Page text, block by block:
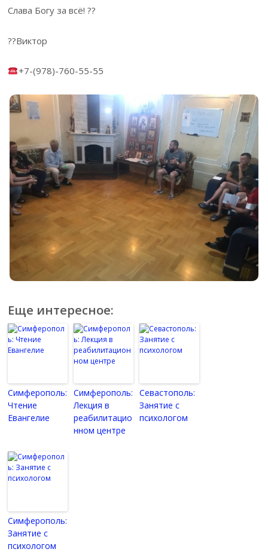
Слава Богу за всё! ??
??Виктор
+7-(978)-760-55-55
Еще интересное:
Симферополь:
Чтение
Евангелие
Симферополь:
Лекция в
реабилитацио
нном центре
Севастополь:
Занятие с
психологом
Симферополь:
Занятие с
психологом